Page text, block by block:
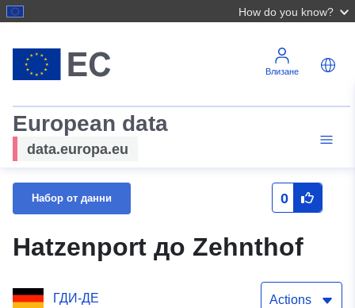
How do you know?
Влизане
European data
data.europa.eu
Набор от данни 0
Hatzenport до Zehnthof
ГДИ-ДЕ Actions